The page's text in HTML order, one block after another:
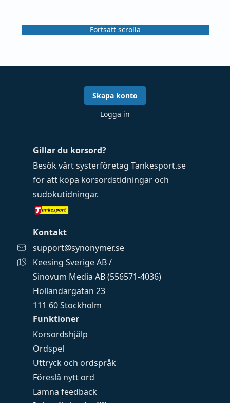
Fortsätt scrolla
Funktioner
Korsordshjälp
Ordspel
Uttryck och ordspråk
Föreslå nytt ord
Lämna feedback
Gillar du korsord?
Besök vårt systerföretag Tankesport.se
för att köpa korsordstidningar och
sudokutidningar.
Kontakt
support@synonymer.se
Keesing Sverige AB /
Sinovum Media AB (556571-4036)
Holländargatan 23
111 60 Stockholm
Skapa konto
Logga in